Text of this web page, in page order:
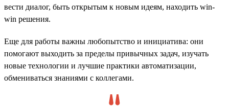
вести диалог, быть открытым к новым идеям, находить win-
win решения.
Еще для работы важны любопытство и инициатива: они
помогают выходить за пределы привычных задач, изучать
новые технологии и лучшие практики автоматизации,
обмениваться знаниями с коллегами.